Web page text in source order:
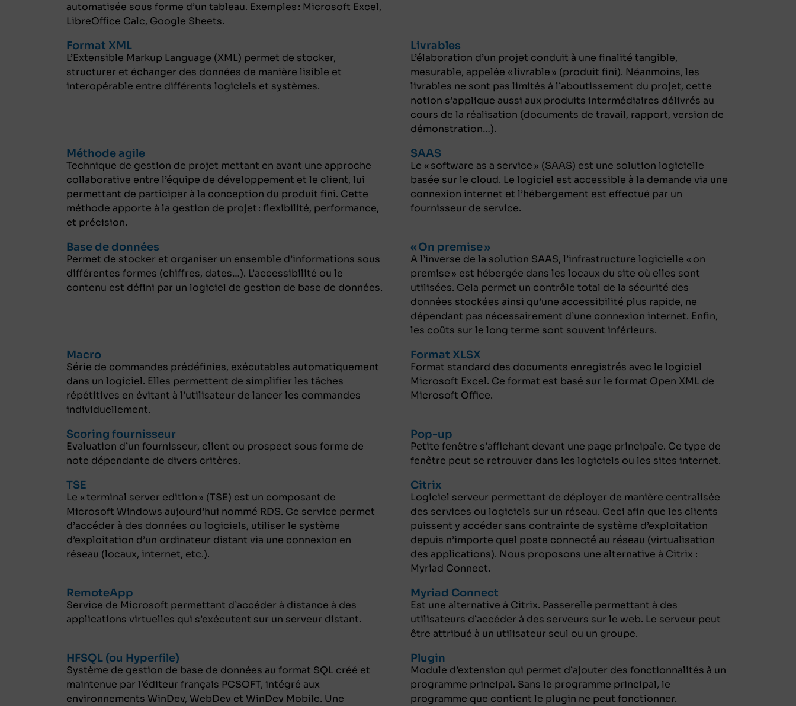
automatisée sous forme d’un tableau. Exemples : Microsoft Excel,
LibreOffice Calc, Google Sheets.
Format XML
L’Extensible Markup Language (XML) permet de stocker,
structurer et échanger des données de manière lisible et
interopérable entre différents logiciels et systèmes.
Livrables
L’élaboration d’un projet conduit à une finalité tangible,
mesurable, appelée « livrable » (produit fini). Néanmoins, les
livrables ne sont pas limités à l’aboutissement du projet, cette
notion s’applique aussi aux produits intermédiaires délivrés au
cours de la réalisation (documents de travail, rapport, version de
démonstration…).
Méthode agile
Technique de gestion de projet mettant en avant une approche
collaborative entre l’équipe de développement et le client, lui
permettant de participer à la conception du produit fini. Cette
méthode apporte à la gestion de projet : flexibilité, performance,
et précision.
SAAS
Le « software as a service » (SAAS) est une solution logicielle
basée sur le cloud. Le logiciel est accessible à la demande via une
connexion internet et l’hébergement est effectué par un
fournisseur de service.
Base de données
Permet de stocker et organiser un ensemble d’informations sous
différentes formes (chiffres, dates…). L’accessibilité ou le
contenu est défini par un logiciel de gestion de base de données.
« On premise »
A l’inverse de la solution SAAS, l’infrastructure logicielle « on
premise » est hébergée dans les locaux du site où elles sont
utilisées. Cela permet un contrôle total de la sécurité des
données stockées ainsi qu’une accessibilité plus rapide, ne
dépendant pas nécessairement d’une connexion internet. Enfin,
les coûts sur le long terme sont souvent inférieurs.
Macro
Série de commandes prédéfinies, exécutables automatiquement
dans un logiciel. Elles permettent de simplifier les tâches
répétitives en évitant à l’utilisateur de lancer les commandes
individuellement.
Format XLSX
Format standard des documents enregistrés avec le logiciel
Microsoft Excel. Ce format est basé sur le format Open XML de
Microsoft Office.
Scoring fournisseur
Evaluation d’un fournisseur, client ou prospect sous forme de
note dépendante de divers critères.
Pop-up
Petite fenêtre s’affichant devant une page principale. Ce type de
fenêtre peut se retrouver dans les logiciels ou les sites internet.
TSE
Le « terminal server edition » (TSE) est un composant de
Microsoft Windows aujourd’hui nommé RDS. Ce service permet
d’accéder à des données ou logiciels, utiliser le système
d’exploitation d’un ordinateur distant via une connexion en
réseau (locaux, internet, etc.).
Citrix
Logiciel serveur permettant de déployer de manière centralisée
des services ou logiciels sur un réseau. Ceci afin que les clients
puissent y accéder sans contrainte de système d’exploitation
depuis n’importe quel poste connecté au réseau (virtualisation
des applications). Nous proposons une alternative à Citrix :
Myriad Connect.
RemoteApp
Service de Microsoft permettant d’accéder à distance à des
applications virtuelles qui s’exécutent sur un serveur distant.
Myriad Connect
Est une alternative à Citrix. Passerelle permettant à des
utilisateurs d’accéder à des serveurs sur le web. Le serveur peut
être attribué à un utilisateur seul ou un groupe.
HFSQL (ou Hyperfile)
Système de gestion de base de données au format SQL créé et
maintenue par l’éditeur français PCSOFT, intégré aux
environnements WinDev, WebDev et WinDev Mobile. Une
Plugin
Module d’extension qui permet d’ajouter des fonctionnalités à un
programme principal. Sans le programme principal, le
programme que contient le plugin ne peut fonctionner.